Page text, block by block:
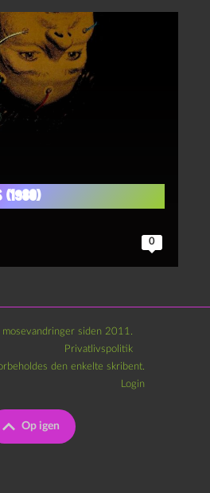
0
mosevandringer siden 2011.
Privatlivspolitik
Op igen
den enkelte skribent.
Login